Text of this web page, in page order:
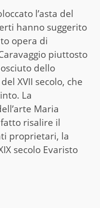
l’asta del
hanno suggerito
opera di
piuttosto
dello
XVII secolo, che
La
Maria
risalire il
proprietari, la
secolo Evaristo